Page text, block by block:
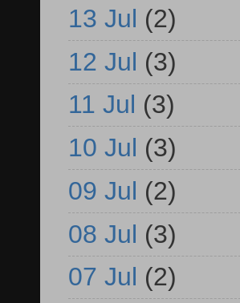
13 Jul (2)
12 Jul (3)
11 Jul (3)
10 Jul (3)
09 Jul (2)
08 Jul (3)
07 Jul (2)